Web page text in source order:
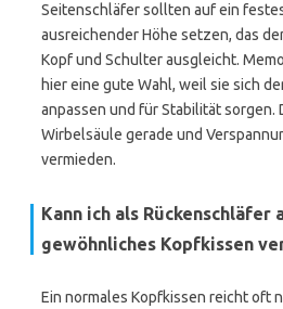
Seitenschläfer sollten auf ein
ausreichender Höhe setzen, das
Kopf und Schulter ausgleicht.
hier eine gute Wahl, weil sie sich
anpassen und für Stabilität sorgen.
Wirbelsäule gerade und
vermieden.
Kann ich als Rückenschläfer
gewöhnliches Kopfkissen
Ein normales Kopfkissen reicht oft